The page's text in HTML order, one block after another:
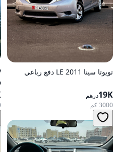
تويوتا سينا 2011 LE دفع رباعي
19Kدرهم
3000 كم